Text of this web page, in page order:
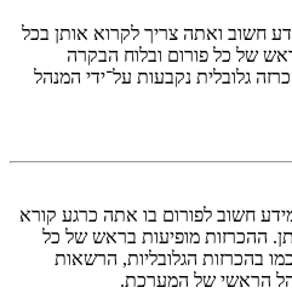
חשוב ואתה צריך לקרוא אותן בכל
של כל פורום ובלוח הבקרה
גלובלית נקבעות על־ידי המנהל
חשוב לפורום בו אתה כרגע קורא
ההכרזות מופיעות בראש של כל
בהכרזות הגלובליות, הרשאות
הראשי של המערכת.